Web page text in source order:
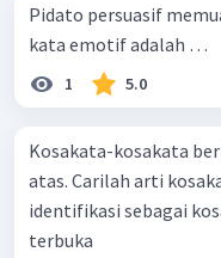
Pidato persuasif
kata emotif adalah …
1 5.0
Kosakata-kosakata
atas. Carilah arti
identifikasi sebagai
terbuka